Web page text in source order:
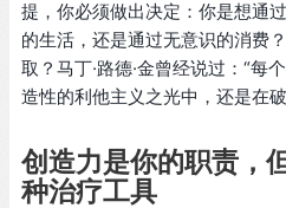
提，你必须做出决定：你是想通
的生活，还是通过无意识的消费
取？马丁·路德·金曾经说过：“每
造性的利他主义之光中，还是在
创造力是你的职责，
种治疗工具